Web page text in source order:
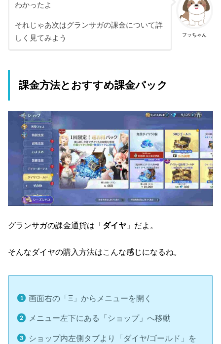
フッちゃん
わかったよ
それじゃあ次はグランサガの課金について詳
しく見てみよう
課金方法とおすすめ課金パック
グランサガの課金通貨は「ダイヤ 」だよ。
そんなダイヤの購入方法はこんな感じになるね。
画面右の「Ξ」からメニューを開く
メニュー左下にある「ショップ」へ移動
ショップ内左側タブより「ダイヤ/ゴールド」を